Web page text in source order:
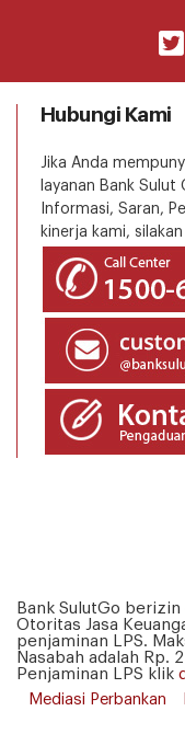
Hubungi Kami
Jika Anda
layanan Bank
Informasi, Saran,
kinerja kami,
Bank SulutGo
Otoritas Jasa
penjaminan LPS.
Nasabah adalah Rp.
Penjaminan LPS klik
Mediasi Perbankan